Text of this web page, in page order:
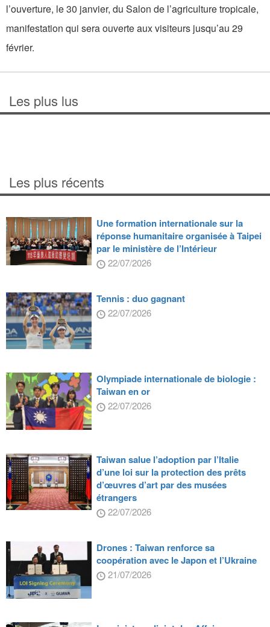
l’ouverture, le 30 janvier, du Salon de l’agriculture tropicale,
manifestation qui sera ouverte aux visiteurs jusqu’au 29
février.
Les plus lus
Les plus récents
Une formation internationale sur la
réponse humanitaire organisée à Taipei
par le ministère de l’Intérieur
22/07/2026
Tennis : duo gagnant
22/07/2026
Olympiade internationale de biologie :
Taiwan en or
22/07/2026
Taiwan salue l’adoption par l’Italie
d’une loi sur la protection des prêts
d’œuvres d’art par des musées
étrangers
22/07/2026
Drones : Taiwan renforce sa
coopération avec le Japon et l’Ukraine
21/07/2026